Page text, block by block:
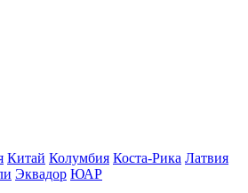
Китай Колумбия Коста-Рика Латвия
Эквадор ЮАР